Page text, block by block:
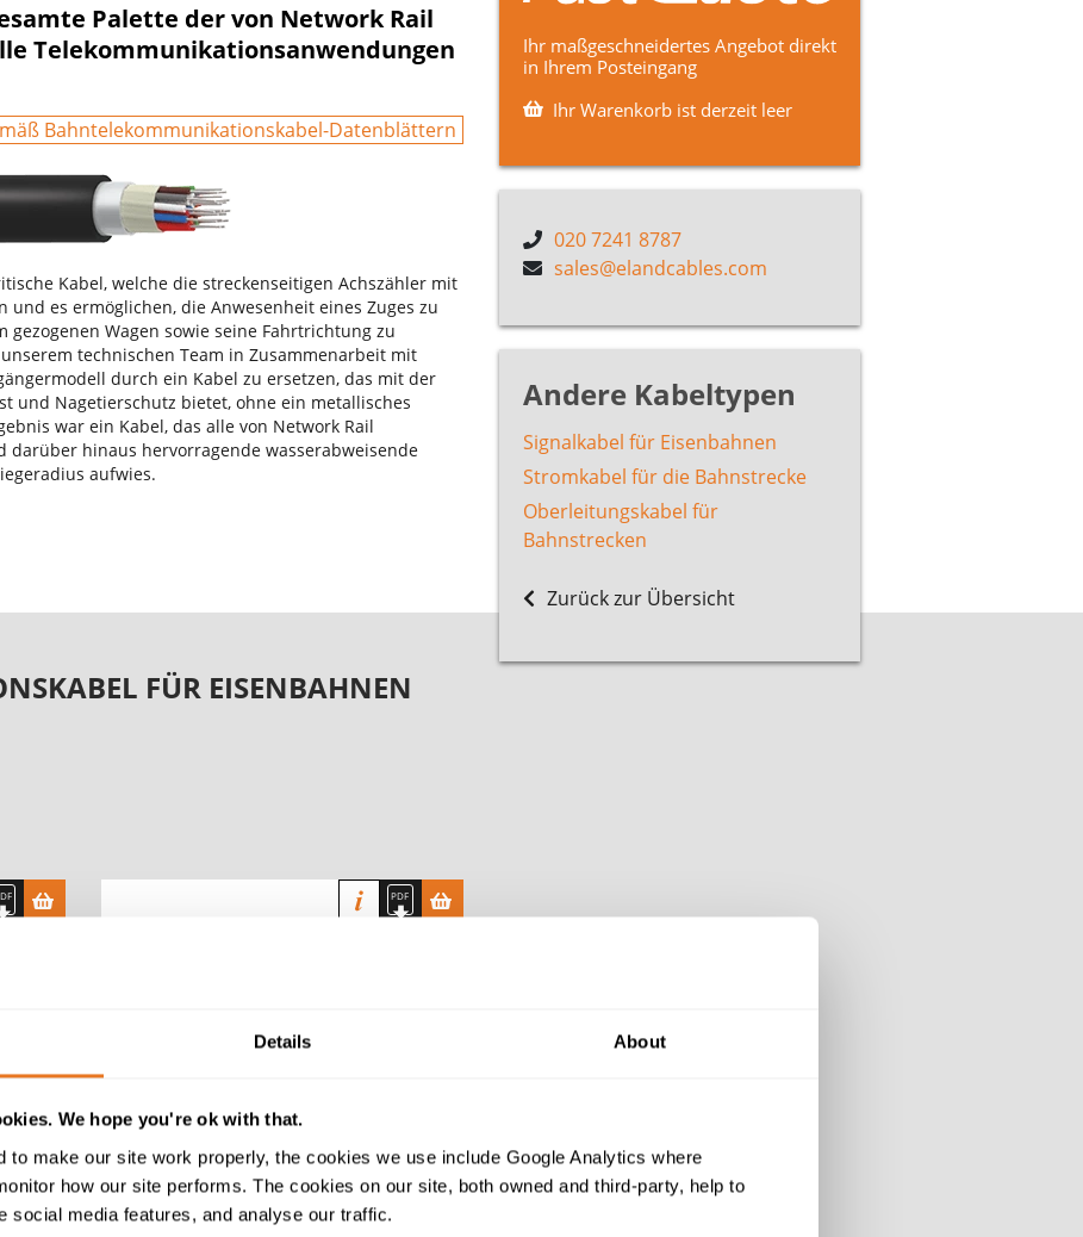
Details About
We hope you're ok with that.
to make our site work properly, the cookies we use include Google Analytics where
how our site performs. The cookies on our site, both owned and third-party, help to
social media features, and analyse our traffic.
Palette der von Network Rail
Telekommunikationsanwendungen
Bahntelekommunikationskabel-Datenblättern
Kabel, welche die streckenseitigen Achszähler mit
und es ermöglichen, die Anwesenheit eines Zuges zu
Wagen sowie seine Fahrtrichtung zu
technischen Team in Zusammenarbeit mit
durch ein Kabel zu ersetzen, das mit der
und Nagetierschutz bietet, ohne ein metallisches
war ein Kabel, das alle von Network Rail
darüber hinaus hervorragende wasserabweisende
aufwies.
FÜR EISENBAHNEN
Ihr maßgeschneidertes Angebot direkt
in Ihrem Posteingang
Ihr Warenkorb ist derzeit leer
020 7241 8787
sales@elandcables.com
Andere Kabeltypen
Signalkabel für Eisenbahnen
Stromkabel für die Bahnstrecke
Oberleitungskabel für
Bahnstrecken
Zurück zur Übersicht